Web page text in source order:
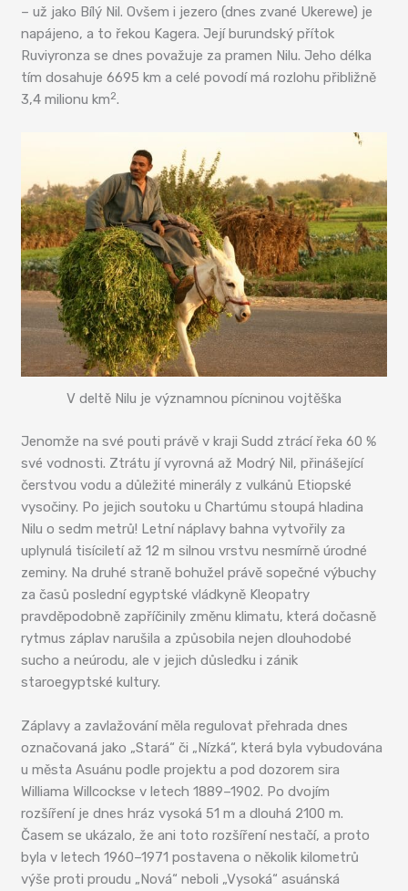
– už jako Bílý Nil. Ovšem i jezero (dnes zvané Ukerewe) je
napájeno, a to řekou Kagera. Její burundský přítok
Ruviyronza se dnes považuje za pramen Nilu. Jeho délka
tím dosahuje 6695 km a celé povodí má rozlohu přibližně
3,4 milionu km2.
V deltě Nilu je významnou pícninou vojtěška
Jenomže na své pouti právě v kraji Sudd ztrácí řeka 60 %
své vodnosti. Ztrátu jí vyrovná až Modrý Nil, přinášející
čerstvou vodu a důležité minerály z vulkánů Etiopské
vysočiny. Po jejich soutoku u Chartúmu stoupá hladina
Nilu o sedm metrů! Letní náplavy bahna vytvořily za
uplynulá tisíciletí až 12 m silnou vrstvu nesmírně úrodné
zeminy. Na druhé straně bohužel právě sopečné výbuchy
za časů poslední egyptské vládkyně Kleopatry
pravděpodobně zapříčinily změnu klimatu, která dočasně
rytmus záplav narušila a způsobila nejen dlouhodobé
sucho a neúrodu, ale v jejich důsledku i zánik
staroegyptské kultury.
Záplavy a zavlažování měla regulovat přehrada dnes
označovaná jako „Stará“ či „Nízká“, která byla vybudována
u města Asuánu podle projektu a pod dozorem sira
Williama Willcockse v letech 1889–1902. Po dvojím
rozšíření je dnes hráz vysoká 51 m a dlouhá 2100 m.
Časem se ukázalo, že ani toto rozšíření nestačí, a proto
byla v letech 1960–1971 postavena o několik kilometrů
výše proti proudu „Nová“ neboli „Vysoká“ asuánská